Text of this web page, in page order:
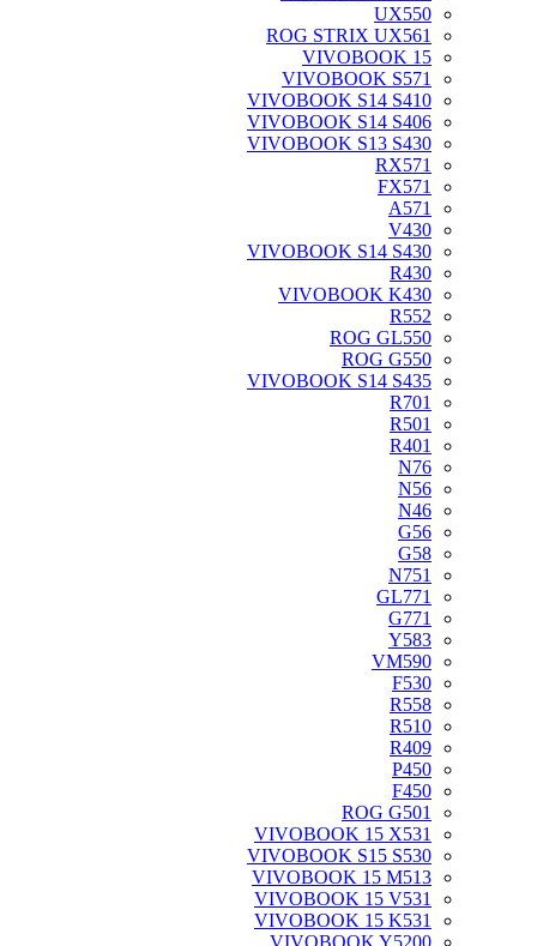
UX550
ROG STRIX UX561
VIVOBOOK 15
VIVOBOOK S571
VIVOBOOK S14 S410
VIVOBOOK S14 S406
VIVOBOOK S13 S430
RX571
FX571
A571
V430
VIVOBOOK S14 S430
R430
VIVOBOOK K430
R552
ROG GL550
ROG G550
VIVOBOOK S14 S435
R701
R501
R401
N76
N56
N46
G56
G58
N751
GL771
G771
Y583
VM590
F530
R558
R510
R409
P450
F450
ROG G501
VIVOBOOK 15 X531
VIVOBOOK S15 S530
VIVOBOOK 15 M513
VIVOBOOK 15 V531
VIVOBOOK 15 K531
VIVOBOOK Y5200